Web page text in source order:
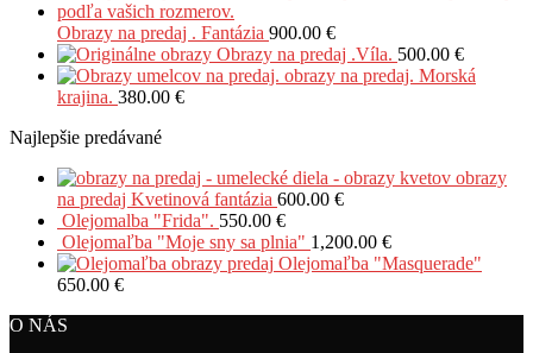
Obrazy na predaj . Fantázia 900.00 €
Obrazy na predaj .Víla. 500.00 €
obrazy na predaj. Morská
krajina. 380.00 €
Najlepšie predávané
obrazy
na predaj Kvetinová fantázia 600.00 €
Olejomalba "Frida". 550.00 €
Olejomaľba "Moje sny sa plnia" 1,200.00 €
Olejomaľba "Masquerade"
650.00 €
O NÁS